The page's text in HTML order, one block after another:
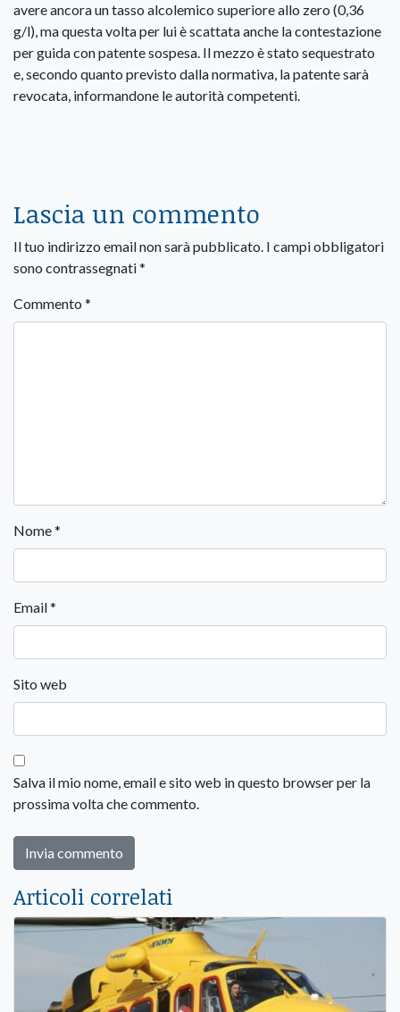
avere ancora un tasso alcolemico superiore allo zero (0,36
g/l), ma questa volta per lui è scattata anche la contestazione
per guida con patente sospesa. Il mezzo è stato sequestrato
e, secondo quanto previsto dalla normativa, la patente sarà
revocata, informandone le autorità competenti.
Lascia un commento
Il tuo indirizzo email non sarà pubblicato. I campi obbligatori
sono contrassegnati*
Commento *
Nome*
Email*
Sito web
Salva il mio nome, email e sito web in questo browser per la
prossima volta che commento.
Articoli correlati